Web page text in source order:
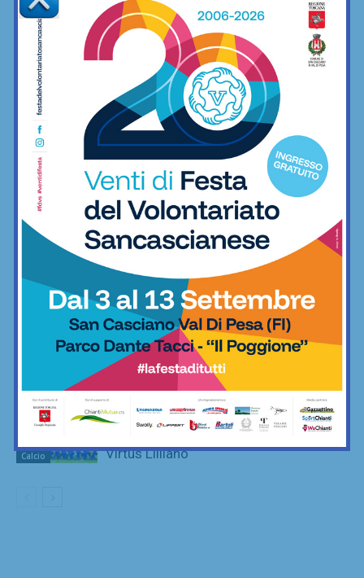
Fitness
SportLab21 non va in vacanza: palestra
aperta per tutto il mese di agosto
Calcio
San Polo, un Niccolò Nocentini in più…
nel motore: altro nuovo acquisto
Calcio
Poggibonsi, prime mosse: Fusci
confermato direttore tecnico. In serata
presentazione del nuovo allenatore
La Virtus Lilliano e il ripescaggio in
Seconda: “Una gioia immensa. Pronti
ad affrontare la nuova avventura”
Grassina al lavoro per la stagione
2026/27, sospeso ancora tra due
categorie
Calcio
Sette ripescaggi per la Seconda
Categoria 2026/27: fa festa anche la
Virtus Lilliano